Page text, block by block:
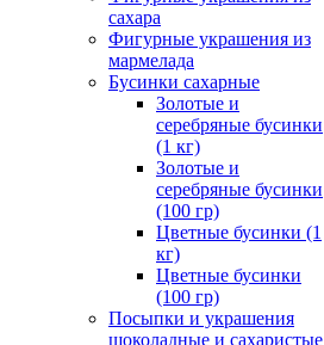
сахара
Фигурные украшения из
мармелада
Бусинки сахарные
Золотые и
серебряные бусинки
(1 кг)
Золотые и
серебряные бусинки
(100 гр)
Цветные бусинки (1
кг)
Цветные бусинки
(100 гр)
Посыпки и украшения
шоколадные и сахаристые